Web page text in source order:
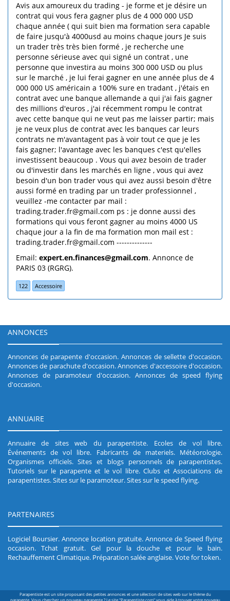
Avis aux amoureux du trading - je forme et je désire un
contrat qui vous fera gagner plus de 4 000 000 USD
chaque année ( qui suit bien ma formation sera capable
de faire jusqu'à 4000usd au moins chaque jours Je suis
un trader très très bien formé , je recherche une
personne sérieuse avec qui signé un contrat , une
personne que investira au moins 300 000 USD ou plus
sur le marché , je lui ferai gagner en une année plus de 4
000 000 US américain a 100% sure en tradant , j'étais en
contrat avec une banque allemande a qui j'ai fais gagner
des millions d'euros , j'ai récemment rompu le contrat
avec cette banque qui ne veut pas me laisser partir; mais
je ne veux plus de contrat avec les banques car leurs
contrats ne m'avantagent pas à voir tout ce que je les
fais gagner; l'avantage avec les banques c'est qu'elles
investissent beaucoup . Vous qui avez besoin de trader
ou d'investir dans les marchés en ligne , vous qui avez
besoin d'un bon trader vous qui avez aussi besoin d'être
aussi formé en trading par un trader professionnel ,
veuillez -me contacter par mail :
trading.trader.fr@gmail.com ps : je donne aussi des
formations qui vous feront gagner au moins 4000 US
chaque jour a la fin de ma formation mon mail est :
trading.trader.fr@gmail.com --------------
Email: expert.en.finances@gmail.com. Annonce de
PARIS 03 (RGRG).
122 Accessoire
ANNONCES
Annonces de parapente d'occasion. Annonces de sellette d'occasion.
Annonces de parachute d'occasion.Annonces d'accessoire d'occasion.
Annonces de paramoteur d'occasion. Annonces de speed flying
d'occasion.
ANNUAIRE
Annuaire de sites web du parapentiste. Ecoles de vol libre.
Événements de vol libre. Fabricants de materiels. Météorologie.
Organismes officiels.Sites et blogs personnels de parapentistes.
Tutoriels sur le parapente et le vol libre.Clubs et Associations de
parapentistes.Sites sur le paramoteur.Sites sur le speed flying.
PARTENAIRES
Logiciel Boursier. Annonce location gratuite. Annonce de Speed flying
occasion.Tchat gratuit.Gel pour la douche et pour le bain.
Rechauffement Climatique. Préparation salée anglaise.Vote for token.
Parapentiste est un site proposant des petites annonces et une sélection de sites web sur le thème du
parapente. Vous cherchez un nouveau parapente ? Le site "Parapentiste.com" vous aide à trouver votre nouveau